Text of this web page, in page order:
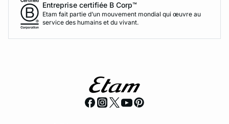
Entreprise certifiée B Corp™
Etam fait partie d’un mouvement mondial qui œuvre au
service des humains et du vivant.